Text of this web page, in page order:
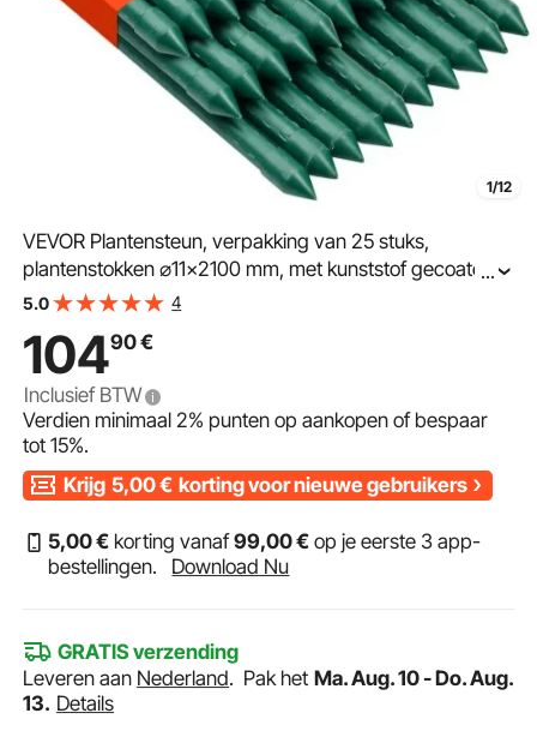
1/12
VEVOR Plantensteun, verpakking van 25 stuks,
plantenstokken ⌀11x2100 mm, met kunststof gecoate
metalen tomatenstokken, plantensteun met puntig
klimplanten en groenten
...
5.0 4
10490€
Inclusief BTW
Verdien minimaal2% punten op aankopen of bespaar
tot15%.
Krijg 5,00€ korting voor nieuwe gebruikers
5,00€ korting vanaf99,00€ op je eerste 3 app-
bestellingen.
Download Nu
GRATIS verzending
Leveren aan Nederland. Pak het Ma. Aug. 10 - Do. Aug.
13. Details